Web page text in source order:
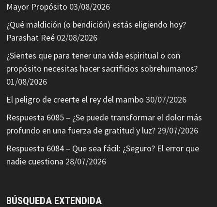
Mayor Propósito 03/08/2026
¿Qué maldición (o bendición) estás eligiendo hoy?
Parashat Reé 02/08/2026
¿Sientes que para tener una vida espiritual o con
propósito necesitas hacer sacrificios sobrehumanos?
01/08/2026
El peligro de creerte el rey del mambo 30/07/2026
Respuesta 6085 – ¿Se puede transformar el dolor más
profundo en una fuerza de gratitud y luz? 29/07/2026
Respuesta 6084 – Que sea fácil: ¿Seguro? El error que
nadie cuestiona 28/07/2026
BÚSQUEDA EXTENDIDA